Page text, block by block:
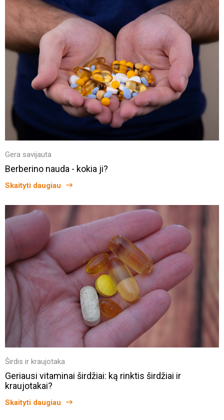
Gera savijauta
Berberino nauda - kokia ji?
Skaityti daugiau
Širdis ir kraujotaka
Geriausi vitaminai širdžiai: ką rinktis širdžiai ir
kraujotakai?
Skaityti daugiau